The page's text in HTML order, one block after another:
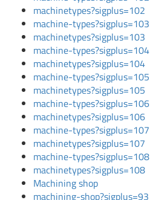
machinetypes?sigplus=102
machine-types?sigplus=103
machinetypes?sigplus=103
machine-types?sigplus=104
machinetypes?sigplus=104
machine-types?sigplus=105
machinetypes?sigplus=105
machine-types?sigplus=106
machinetypes?sigplus=106
machine-types?sigplus=107
machinetypes?sigplus=107
machine-types?sigplus=108
machinetypes?sigplus=108
Machining shop
machining-shop?sigplus=93